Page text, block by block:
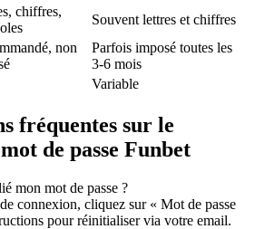
chiffres,
Souvent lettres et chiffres
non
Parfois imposé toutes les
3-6 mois
Variable
fréquentes sur le
de passe Funbet
mon mot de passe ?
connexion, cliquez sur « Mot de passe
pour réinitialiser via votre email.